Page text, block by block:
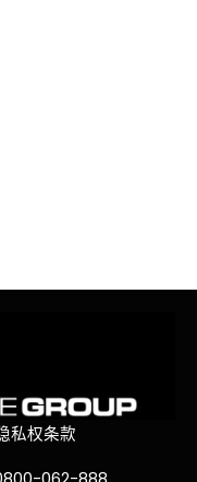
私权条款